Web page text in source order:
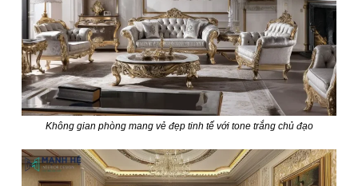
Không gian phòng mang vẻ đẹp tinh tế với tone trắng chủ đạo